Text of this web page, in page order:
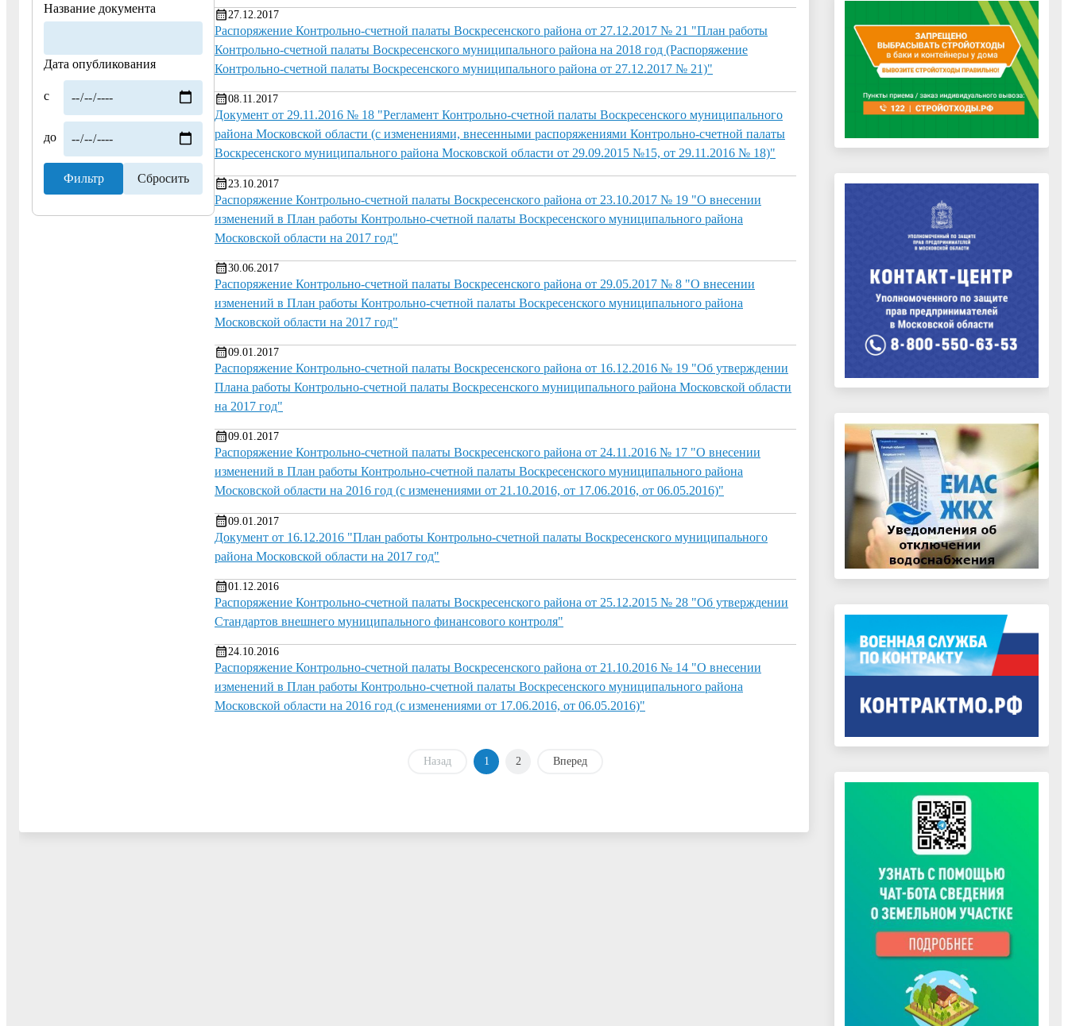
Название документа
Дата опубликования
с
до
27.12.2017
Распоряжение Контрольно-счетной палаты Воскресенского района от 27.12.2017 № 21 "План работы
Контрольно-счетной палаты Воскресенского муниципального района на 2018 год (Распоряжение
Контрольно-счетной палаты Воскресенского муниципального района от 27.12.2017 № 21)"
08.11.2017
Документ от 29.11.2016 № 18 "Регламент Контрольно-счетной палаты Воскресенского муниципального
района Московской области (с изменениями, внесенными распоряжениями Контрольно-счетной палаты
Воскресенского муниципального района Московской области от 29.09.2015 №15, от 29.11.2016 № 18)"
23.10.2017
Распоряжение Контрольно-счетной палаты Воскресенского района от 23.10.2017 № 19 "О внесении
изменений в План работы Контрольно-счетной палаты Воскресенского муниципального района
Московской области на 2017 год"
30.06.2017
Распоряжение Контрольно-счетной палаты Воскресенского района от 29.05.2017 № 8 "О внесении
изменений в План работы Контрольно-счетной палаты Воскресенского муниципального района
Московской области на 2017 год"
09.01.2017
Распоряжение Контрольно-счетной палаты Воскресенского района от 16.12.2016 № 19 "Об утверждении
Плана работы Контрольно-счетной палаты Воскресенского муниципального района Московской области
на 2017 год"
09.01.2017
Распоряжение Контрольно-счетной палаты Воскресенского района от 24.11.2016 № 17 "О внесении
изменений в План работы Контрольно-счетной палаты Воскресенского муниципального района
Московской области на 2016 год (с изменениями от 21.10.2016, от 17.06.2016, от 06.05.2016)"
09.01.2017
Документ от 16.12.2016 "План работы Контрольно-счетной палаты Воскресенского муниципального
района Московской области на 2017 год"
01.12.2016
Распоряжение Контрольно-счетной палаты Воскресенского района от 25.12.2015 № 28 "Об утверждении
Стандартов внешнего муниципального финансового контроля"
24.10.2016
Распоряжение Контрольно-счетной палаты Воскресенского района от 21.10.2016 № 14 "О внесении
изменений в План работы Контрольно-счетной палаты Воскресенского муниципального района
Московской области на 2016 год (с изменениями от 17.06.2016, от 06.05.2016)"
Назад 1 2 Вперед